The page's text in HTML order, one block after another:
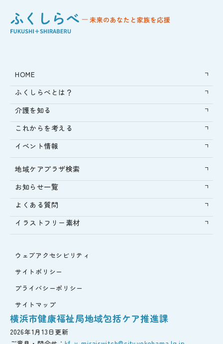
HOME
ふくしらべとは？
介護を知る
これからを考える
イベント情報
地域ケアプラザ検索
お知らせ一覧
よくある質問
イラストフリー素材
ウェブアクセシビリティ
サイトポリシー
プライバシーポリシー
サイトマップ
横浜市健康福祉局地域包括ケア推進課
2026年1月13日更新